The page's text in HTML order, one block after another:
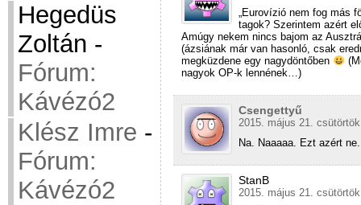
Hegedüs
Zoltán -
Fórum:
Kávézó2
Klész Imre -
Fórum:
Kávézó2
„Eurovízió nem fog más
tagok? Szerintem azért
Amúgy nekem nincs bajom az
(ázsiának már van hasonló, csak
megküzdene egy nagydöntőben
nagyok OP-k lennének…)
Csengettyű
2015. május 21.
Na. Naaaaa. Ezt azért ne.
StanB
2015. május 21.